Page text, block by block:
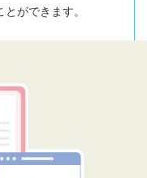
ができます。